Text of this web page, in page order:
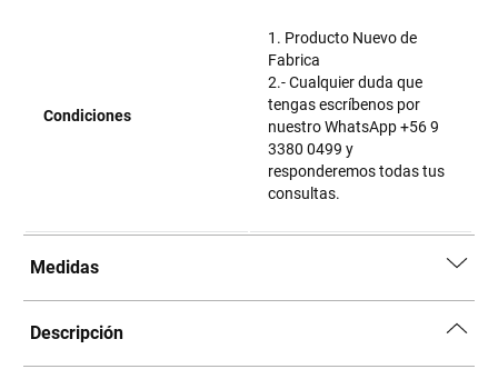
Condiciones
1. Producto Nuevo de
Fabrica
2.- Cualquier duda que
tengas escríbenos por
nuestro WhatsApp +56 9
3380 0499 y
responderemos todas tus
consultas.
Medidas
Descripción